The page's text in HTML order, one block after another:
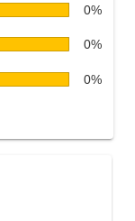
0%
0%
0%